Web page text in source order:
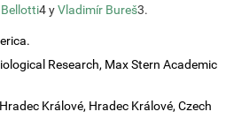
4 yVladimír Bureš3.
Research, Max Stern Academic
Králové, Hradec Králové, Czech